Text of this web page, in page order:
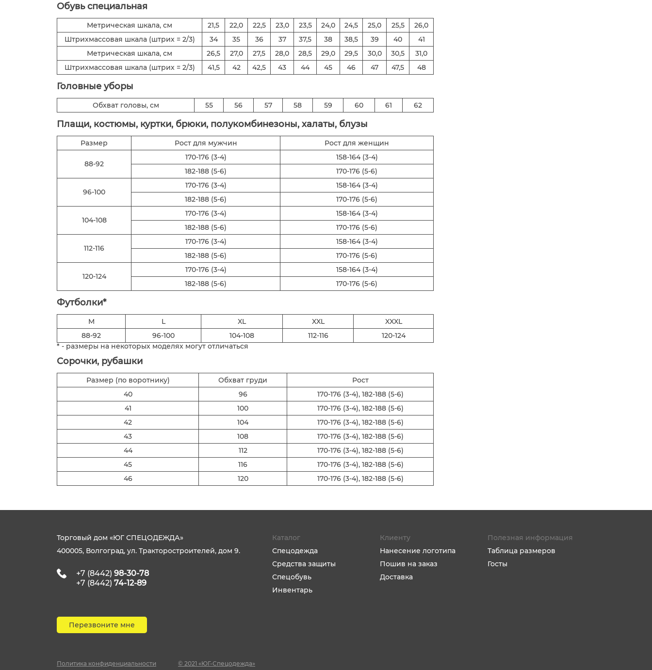
Обувь специальная
Метрическая шкала, см 21,5 22,0 22,5 23,0 23,5 24,0 24,5 25,0 25,5
26,0
Штрихмассовая шкала (штрих = 2/3)
34 35 36 37 37,5 38 38,5 39 40
41
Метрическая шкала, см
26,5 27,0 27,5 28,0 28,5 29,0 29,5 30,0 30,5
31,0
Штрихмассовая шкала (штрих = 2/3)
41,5 42 42,5 43 44 45 46 47 47,5 48
Головные уборы
Обхват головы, см 55 56 57 58 59 60 61 62
Плащи, костюмы, куртки, брюки, полукомбинезоны, халаты, блузы
Размер Рост для мужчин Рост для женщин
88-92
170-176 (3-4)
158-164 (3-4)
182-188 (5-6)
170-176 (5-6)
96-100
170-176 (3-4)
158-164 (3-4)
182-188 (5-6)
170-176 (5-6)
104-108
170-176 (3-4)
158-164 (3-4)
182-188 (5-6)
170-176 (5-6)
112-116
170-176 (3-4)
158-164 (3-4)
182-188 (5-6)
170-176 (5-6)
120-124
170-176 (3-4)
158-164 (3-4)
182-188 (5-6)
170-176 (5-6)
Футболки*
M L XL XXL
XXXL
88-92
96-100 104-108 112-116
120-124
* - размеры на некоторых моделях могут отличаться
Сорочки, рубашки
Размер (по воротнику) Обхват груди
Рост
40
96
170-176 (3-4), 182-188 (5-6)
41
100
170-176 (3-4), 182-188 (5-6)
42
104
170-176 (3-4), 182-188 (5-6)
43
108
170-176 (3-4), 182-188 (5-6)
44
112
170-176 (3-4), 182-188 (5-6)
45
116
170-176 (3-4), 182-188 (5-6)
46
120 170-176 (3-4), 182-188 (5-6)
Торговый дом «ЮГ СПЕЦОДЕЖДА»
400005, Волгоград, ул. Тракторостроителей, дом 9.
+7 (8442) 98-30-78
+7 (8442) 74-12-89
Каталог
Спецодежда
Средства защиты
Спецобувь
Инвентарь
Клиенту
Нанесение логотипа
Пошив на заказ
Доставка
Полезная информация
Таблица размеров
Госты
Перезвоните мне
Политика конфиденциальности © 2021 «ЮГ-Спецодежда»